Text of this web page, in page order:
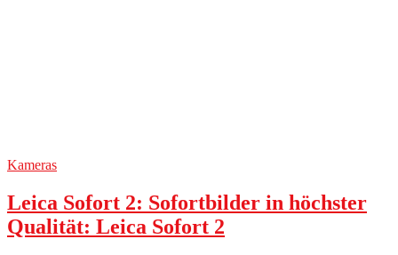
Kameras
Leica Sofort 2: Sofortbilder in höchster
Qualität: Leica Sofort 2